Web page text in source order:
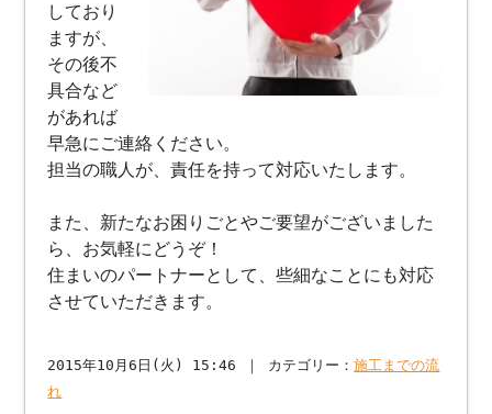
しており
ますが、
その後不
具合など
があれば
早急にご連絡ください。
担当の職人が、責任を持って対応いたします。
また、新たなお困りごとやご要望がございました
ら、お気軽にどうぞ！
住まいのパートナーとして、些細なことにも対応
させていただきます。
2015年10月6日(火) 15:46 ｜ カテゴリー：施工までの流
れ